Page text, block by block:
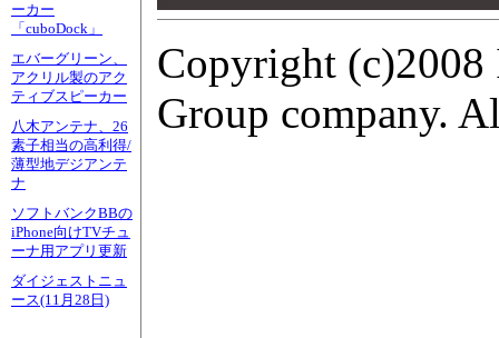
ーカー
「cuboDock」
エバーグリーン、
アクリル製のアク
ティブスピーカー
八木アンテナ、26
素子相当の高利得/
薄型地デジアンテ
ナ
ソフトバンクBBの
iPhone向けTVチュ
ーナ用アプリ更新
ダイジェストニュ
ース(11月28日)
Copyright (c)2008
Group company.